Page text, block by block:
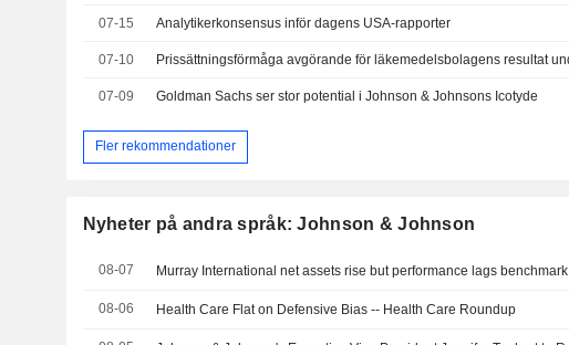
07-15 Analytikerkonsensus inför dagens USA-rapporter
07-10
07-09 Goldman Sachs ser stor potential i Johnson & Johnsons Icotyde
Fler rekommendationer
Nyheter på andra språk: Johnson & Johnson
08-07 Murray International net assets rise but performance lags benchmark
08-06 Health Care Flat on Defensive Bias -- Health Care Roundup